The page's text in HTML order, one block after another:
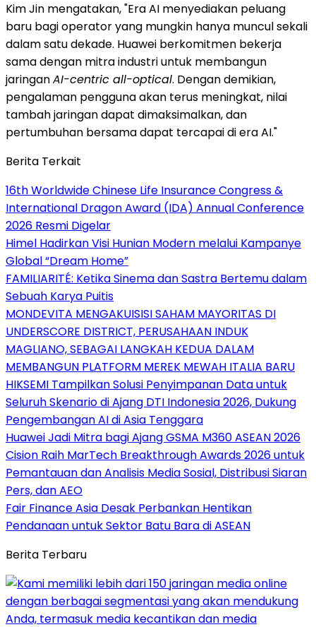
Kim Jin mengatakan, "Era AI menyediakan peluang
baru bagi operator yang mungkin hanya muncul sekali
dalam satu dekade. Huawei berkomitmen bekerja
sama dengan mitra industri untuk membangun
jaringanAI-centric all-optical. Dengan demikian,
pengalaman pengguna akan terus meningkat, nilai
tambah jaringan dapat dimaksimalkan, dan
pertumbuhan bersama dapat tercapai di era AI."
Berita Terkait
16th Worldwide Chinese Life Insurance Congress &
International Dragon Award (IDA) Annual Conference
2026 Resmi Digelar
Himel Hadirkan Visi Hunian Modern melalui Kampanye
Global “Dream Home”
FAMILIARITÉ: Ketika Sinema dan Sastra Bertemu dalam
Sebuah Karya Puitis
MONDEVITA MENGAKUISISI SAHAM MAYORITAS DI
UNDERSCORE DISTRICT, PERUSAHAAN INDUK
MAGLIANO, SEBAGAI LANGKAH KEDUA DALAM
MEMBANGUN PLATFORM MEREK MEWAH ITALIA BARU
HIKSEMI Tampilkan Solusi Penyimpanan Data untuk
Seluruh Skenario di Ajang DTI Indonesia 2026, Dukung
Pengembangan AI di Asia Tenggara
Huawei Jadi Mitra bagi Ajang GSMA M360 ASEAN 2026
Cision Raih MarTech Breakthrough Awards 2026 untuk
Pemantauan dan Analisis Media Sosial, Distribusi Siaran
Pers, dan AEO
Fair Finance Asia Desak Perbankan Hentikan
Pendanaan untuk Sektor Batu Bara di ASEAN
Berita Terbaru